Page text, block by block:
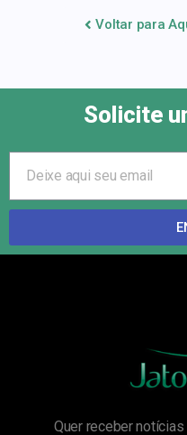
Voltar para
Solicite
Quer receber